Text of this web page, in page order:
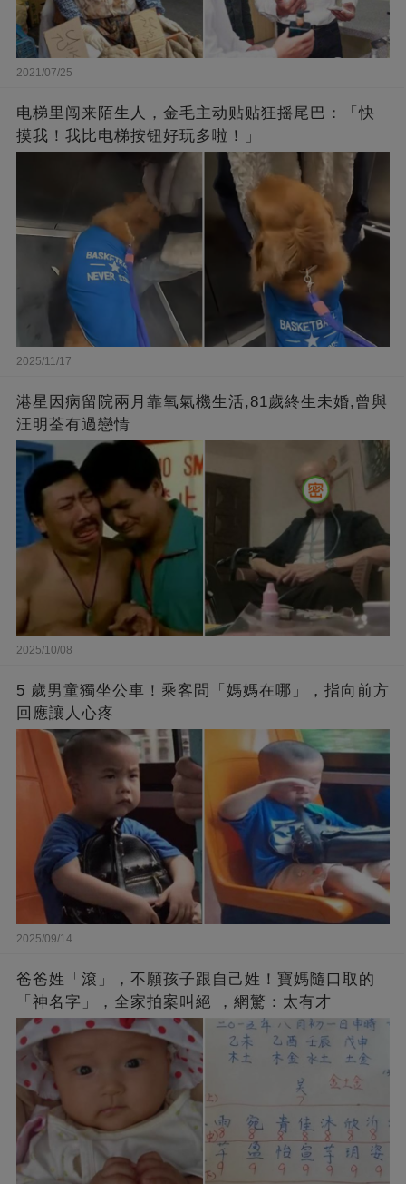
2021/07/25
电梯里闯来陌生人，金毛主动贴贴狂摇尾巴：「快
摸我！我比电梯按钮好玩多啦！」
2025/11/17
港星因病留院兩月靠氧氣機生活,81歲終生未婚,曾與
汪明荃有過戀情
2025/10/08
5 歲男童獨坐公車！乘客問「媽媽在哪」，指向前方
回應讓人心疼
2025/09/14
爸爸姓「滾」，不願孩子跟自己姓！寶媽隨口取的
「神名字」，全家拍案叫絕 ，網驚：太有才